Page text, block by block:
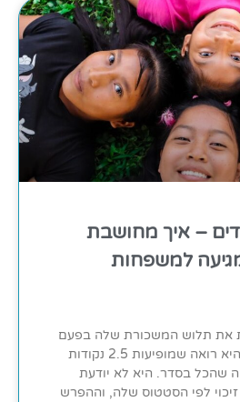
– איך מחושבת
למשפחות
בודקת את תלוש המשכורת שלה בפעם
הראשונה אחרי שנים. היא רואה שמופיעות 2.5 נקודות
שהכל בסדר. היא לא יודעת
4 נקודות זיכוי לפי הסטטוס שלה, וההפרש